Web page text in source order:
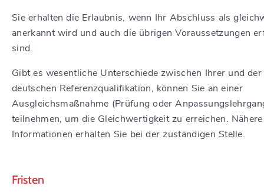
Sie erhalten die Erlaubnis, wenn Ihr Abschluss als
anerkannt wird und auch die übrigen Voraussetzungen
sind.
Gibt es wesentliche Unterschiede zwischen Ihrer und der
deutschen Referenzqualifikation, können Sie an einer
Ausgleichsmaßnahme (Prüfung oder
teilnehmen, um die Gleichwertigkeit zu erreichen. Nähere
Informationen erhalten Sie bei der zuständigen Stelle.
Fristen